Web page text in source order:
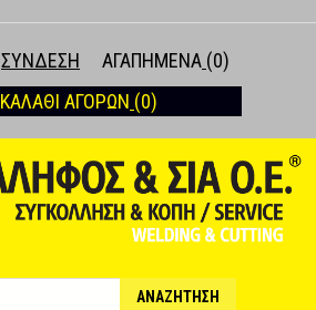
ΣΎΝΔΕΣΗ ΑΓΑΠΗΜΈΝΑ (0)
ΚΑΛΆΘΙ ΑΓΟΡΏΝ (0)
ΑΝΑΖΉΤΗΣΗ